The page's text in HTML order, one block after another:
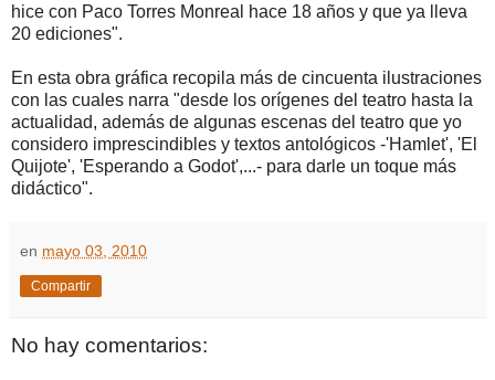
hice con Paco Torres Monreal hace 18 años y que ya lleva
20 ediciones".
En esta obra gráfica recopila más de cincuenta ilustraciones
con las cuales narra "desde los orígenes del teatro hasta la
actualidad, además de algunas escenas del teatro que yo
considero imprescindibles y textos antológicos -'Hamlet', 'El
Quijote', 'Esperando a Godot',...- para darle un toque más
didáctico".
en mayo 03, 2010
Compartir
No hay comentarios: